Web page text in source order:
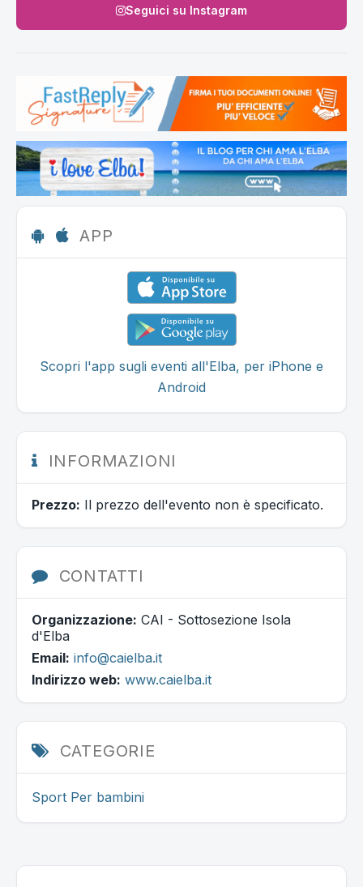
Seguici su Instagram
APP
Scopri l'app sugli eventi all'Elba, per iPhone e
Android
INFORMAZIONI
Prezzo: Il prezzo dell'evento non è specificato.
CONTATTI
Organizzazione: CAI - Sottosezione Isola
d'Elba
Email: info@caielba.it
Indirizzo web: www.caielba.it
CATEGORIE
Sport Per bambini